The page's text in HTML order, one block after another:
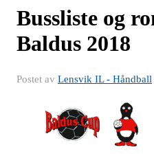
Bussliste og
Baldus 2018
Postet av Lensvik IL - Håndball